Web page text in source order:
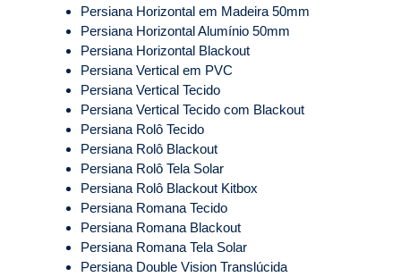
Persiana Horizontal em Madeira 50mm
Persiana Horizontal Alumínio 50mm
Persiana Horizontal Blackout
Persiana Vertical em PVC
Persiana Vertical Tecido
Persiana Vertical Tecido com Blackout
Persiana Rolô Tecido
Persiana Rolô Blackout
Persiana Rolô Tela Solar
Persiana Rolô Blackout Kitbox
Persiana Romana Tecido
Persiana Romana Blackout
Persiana Romana Tela Solar
Persiana Double Vision Translúcida